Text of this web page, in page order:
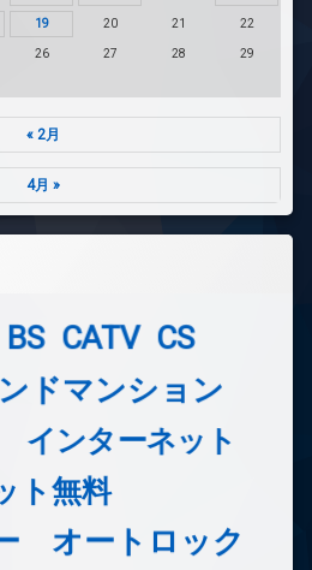
19 20 21 22
26 27 28 29
« 2月
4月 »
BS CATV CS
ドマンション
インターネット
ト無料
オートロック